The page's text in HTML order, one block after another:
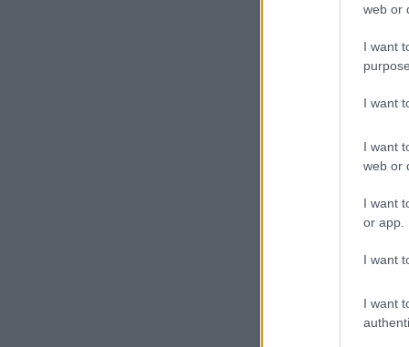
web or
I want
I want
I want
web or
I want
or app.
I want
I want